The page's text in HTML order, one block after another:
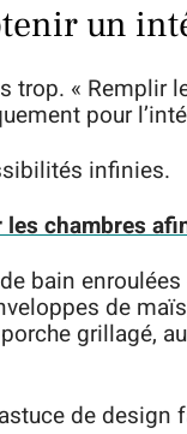
un
trop. « Remplir
pour
infinies.
chambres
bain
de
grillagé,
de design